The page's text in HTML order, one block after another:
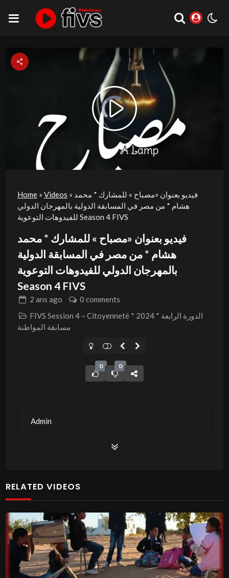
Video
Player
loading.
Play
Video
Home» Videos » فيديو بعنوان «مصباح » للمشارك * محمد
هشام * من مصر في المسابقة الدولية بالمهرجان الدولي
للفيدوهات التوعوية Season 4 FIVS
فيديو بعنوان «مصباح » للمشارك * محمد
هشام * من مصر في المسابقة الدولية
بالمهرجان الدولي للفيدوهات التوعوية
Season 4 FIVS
2 ans ago
0 comments
FIVS Session 4 – Citoyenneté * 2024 * الدورة الرابعة
مسابقة المواطنة
0 0
Admin
RELATED VIDEOS